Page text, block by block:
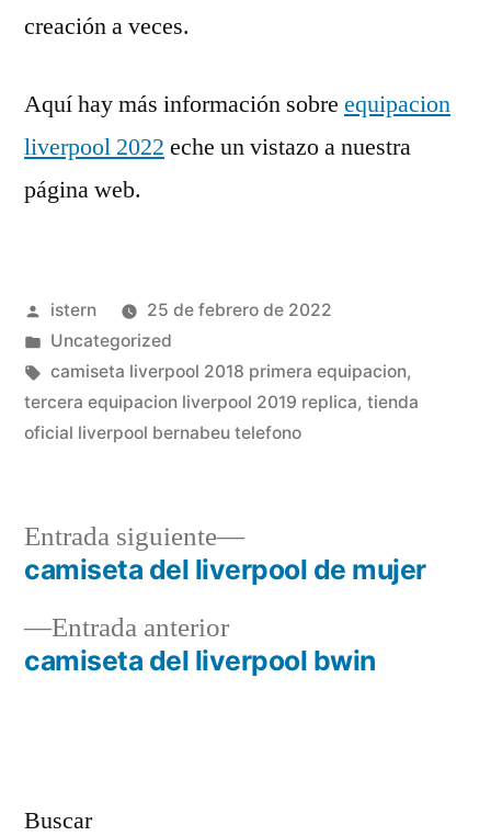
creación a veces.
Aquí hay más información sobre equipacion
liverpool 2022 eche un vistazo a nuestra
página web.
Publicado
por
istern
25 de febrero de 2022
Publicado
en
Uncategorized
Etiquetas:
camiseta liverpool 2018 primera equipacion,
tercera equipacion liverpool 2019 replica, tienda
oficial liverpool bernabeu telefono
Navegación
deEntrada anteriorEntrada
anterior:
camiseta del liverpool bwin
Entrada siguiente
Entrada
siguiente:
camiseta del liverpool de mujer
Buscar